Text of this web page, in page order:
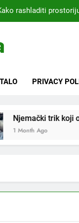
rashladiti
fleke sa odjeće skida
nakon infarkta
praktikujem prije
fleke sa odjeće skida
PRIVACY
trik koji osvaja
Ago